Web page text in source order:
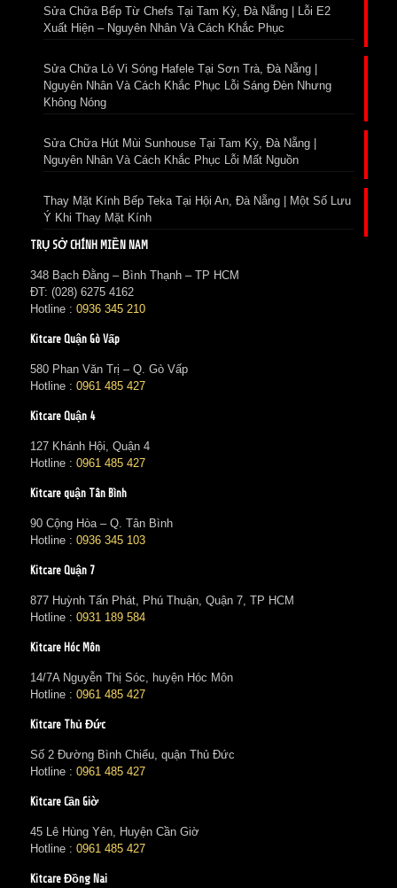
Sửa Chữa Bếp Từ Chefs Tại Tam Kỳ, Đà Nẵng | Lỗi E2
Xuất Hiện – Nguyên Nhân Và Cách Khắc Phục
Sửa Chữa Lò Vi Sóng Hafele Tại Sơn Trà, Đà Nẵng |
Nguyên Nhân Và Cách Khắc Phục Lỗi Sáng Đèn Nhưng
Không Nóng
Sửa Chữa Hút Mùi Sunhouse Tại Tam Kỳ, Đà Nẵng |
Nguyên Nhân Và Cách Khắc Phục Lỗi Mất Nguồn
Thay Mặt Kính Bếp Teka Tại Hội An, Đà Nẵng | Một Số Lưu
Ý Khi Thay Mặt Kính
TRỤ SỞ CHÍNH MIỀN NAM
348 Bạch Đằng – Bình Thạnh – TP HCM
ĐT: (028) 6275 4162
Hotline : 0936 345 210
Kitcare Quận Gò Vấp
580 Phan Văn Trị – Q. Gò Vấp
Hotline : 0961 485 427
Kitcare Quận 4
127 Khánh Hội, Quận 4
Hotline : 0961 485 427
Kitcare quận Tân Bình
90 Cộng Hòa – Q. Tân Bình
Hotline : 0936 345 103
Kitcare Quận 7
877 Huỳnh Tấn Phát, Phú Thuận, Quận 7, TP HCM
Hotline : 0931 189 584
Kitcare Hóc Môn
14/7A Nguyễn Thị Sóc, huyện Hóc Môn
Hotline : 0961 485 427
Kitcare Thủ Đức
Số 2 Đường Bình Chiểu, quận Thủ Đức
Hotline : 0961 485 427
Kitcare Cần Giờ
45 Lê Hùng Yên, Huyện Cần Giờ
Hotline : 0961 485 427
Kitcare Đồng Nai